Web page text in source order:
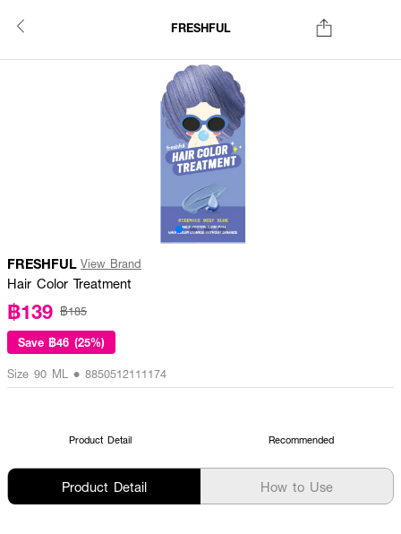
FRESHFUL
FRESHFUL View Brand
Hair Color Treatment
฿139 ฿185
Save ฿46 (25%)
Size 90 ML • 8850512111174
Product Detail Recommended
Product Detail How to Use